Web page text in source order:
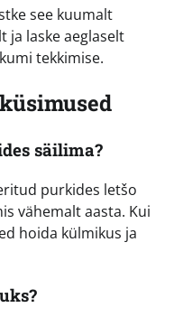
see kuumalt
ja laske aeglaselt
tekkimise.
säilima?
purkides letšo
vähemalt aasta. Kui
hoida külmikus ja